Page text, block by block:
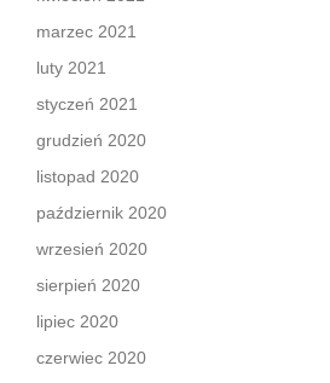
marzec 2021
luty 2021
styczeń 2021
grudzień 2020
listopad 2020
październik 2020
wrzesień 2020
sierpień 2020
lipiec 2020
czerwiec 2020